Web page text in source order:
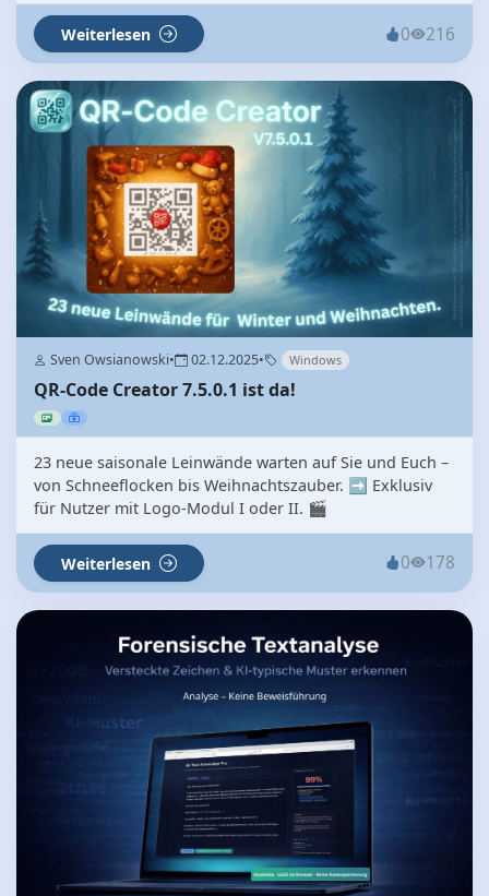
Weiterlesen 0 216
Sven Owsianowski• 02.12.2025• Windows
QR-Code Creator 7.5.0.1 ist da!
23 neue saisonale Leinwände warten auf Sie und Euch –
von Schneeflocken bis Weihnachtszauber. ➡️ Exklusiv
für Nutzer mit Logo-Modul I oder II. 🎬
Weiterlesen 0 178